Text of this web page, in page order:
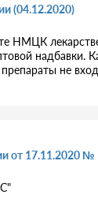
(04.12.2020)
НМЦК
препараты не
от 17.11.2020